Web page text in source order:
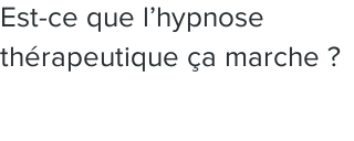
Est-ce que l’hypnose
thérapeutique ça marche ?